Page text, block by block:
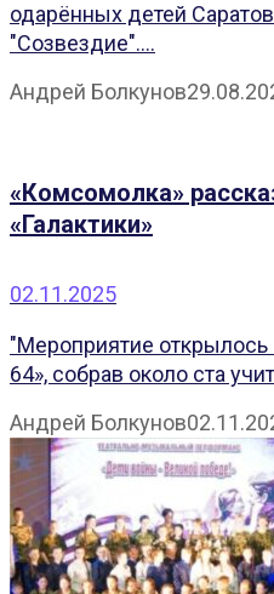
одарённых детей
"Созвездие"....
Андрей Болкунов
«Комсомолка»
«Галактики»
02.11.2025
"Мероприятие открылось
64», собрав около ста
Андрей Болкунов